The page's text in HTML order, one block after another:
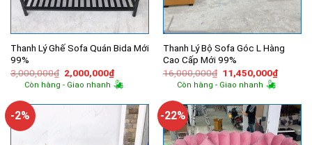
Thanh Lý Ghế Sofa Quán Bida Mới
99%
3,000,000₫ Giá
gốc
là:
2,000,000₫Giá
hiện
tại
2,000,000₫.
Còn hàng - Giao nhanh
Thanh Lý Bộ Sofa Góc L Hàng
Cao Cấp Mới 99%
16,000,000₫ Giá
gốc
là:
11,450,000₫Giá
hiện
Còn hàng - Giao nhanh
-2% -22%